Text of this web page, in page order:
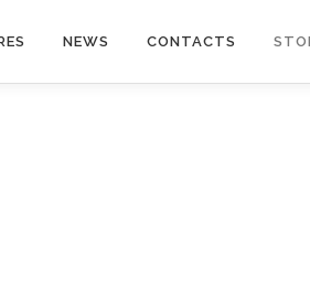
NEWS CONTACTS